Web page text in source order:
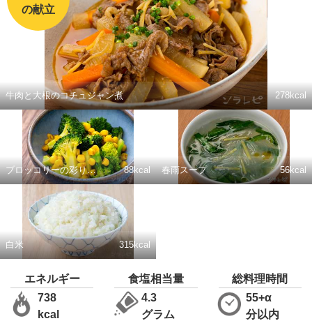
の献立
牛肉と大根のコチュジャン煮 278kcal
ブロッコリーの彩りナムル風 88kcal 春雨スープ 56kcal
白米 315kcal
エネルギー
738
kcal
食塩相当量
4.3
グラム
総料理時間
55+α
分以内